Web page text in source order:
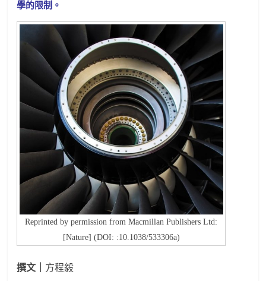
學的限制。
Reprinted by permission from Macmillan Publishers Ltd:
[Nature] (DOI: :10.1038/533306a)
撰文｜ 方程毅